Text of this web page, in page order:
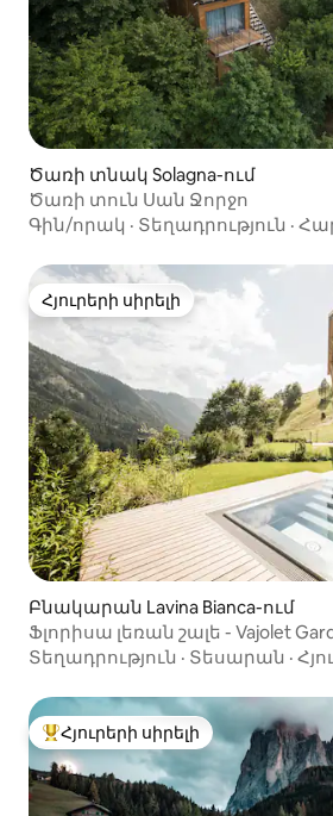
Ծառի տնակ Solagna-ում
Ծառի տուն Սան Ջորջո
Գին/որակ · Տեղադրություն ·
Հյուրերի սիրելի
Հյուրերի սիրելի
Բնակարան Lavina Bianca-ում
Ֆլորիսա լեռան շալե - Vajolet
Տեղադրություն · Տեսարան ·
Հյուրերի սիրելի լավագույն
Հյուրերի սիրելի